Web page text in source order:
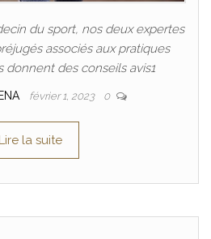
du sport, nos deux expertes
associés aux pratiques
donnent des conseils avis1
février 1, 2023 0
Lire la suite